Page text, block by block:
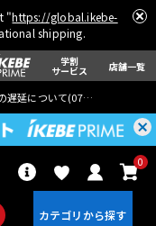
"https://global.ikebe-
shipping.
学割
サービス 店舗一覧
遅延について(07月29日
0